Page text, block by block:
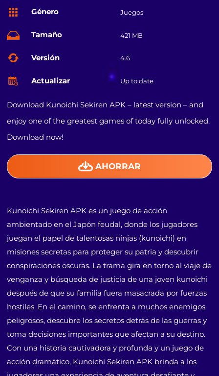
Género Juegos
Tamaño 421 MB
Versión 4.6
Actualizar Up to date
Download Kunoichi Sekiren APK – latest version – and
enjoy one of the greatest games of today fully unlocked.
Download now!
AHORRAR
Kunoichi Sekiren APK es un juego de acción
ambientado en el Japón feudal, donde los jugadores
juegan el papel de talentosas ninjas (kunoichi) en
misiones secretas para proteger su patria y descubrir
conspiraciones oscuras. La trama gira en torno al viaje de
venganza y búsqueda de justicia de una joven kunoichi
después de que su familia fuera masacrada por fuerzas
hostiles. En el camino, se enfrenta a muchos enemigos
peligrosos, descubre los secretos detrás de las guerras y
toma decisiones importantes que afectan a su destino.
Con una historia cautivadora y profunda y un juego de
acción dramático, Kunoichi Sekiren APK brinda a los